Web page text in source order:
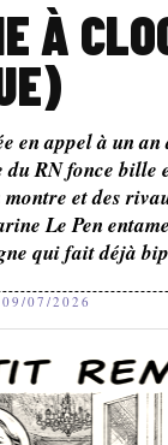
À
en appel à un
RN fonce bille
et des
Le Pen
qui fait déjà
09/07/2026